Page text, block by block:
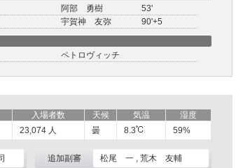
阿部 勇樹
53'
宇賀神 友弥
90'+5
ペトロヴィッチ
入場者数 天候 気温
湿度
23,074 人 曇 8.3 59%
追加副審 松尾 一 , 荒木 友輔